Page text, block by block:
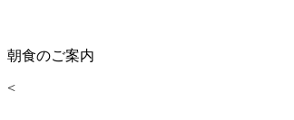
朝食のご案内
<